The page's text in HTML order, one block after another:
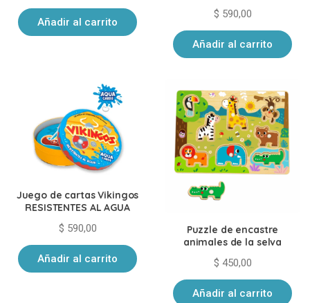
Añadir al carrito
$ 590,00
Añadir al carrito
Juego de cartas Vikingos
RESISTENTES AL AGUA
$ 590,00
Añadir al carrito
Puzzle de encastre
animales de la selva
$ 450,00
Añadir al carrito